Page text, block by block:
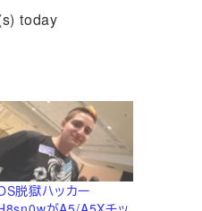
today
脱獄ハッカー